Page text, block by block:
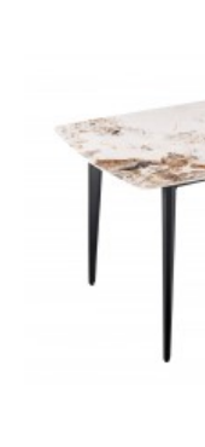
STÓŁ WILMA
DZIKI DĄB
547,81 zł 676,31 zł